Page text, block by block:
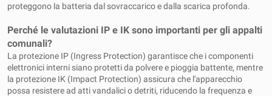
proteggono la batteria dal sovraccarico e dalla scarica profonda.
Perché le valutazioni IP e IK sono importanti per gli appalti
comunali?
La protezione IP (Ingress Protection) garantisce che i componenti
elettronici interni siano protetti da polvere e pioggia battente, mentre
la protezione IK (Impact Protection) assicura che l'apparecchio
possa resistere ad atti vandalici o detriti, riducendo la frequenza e